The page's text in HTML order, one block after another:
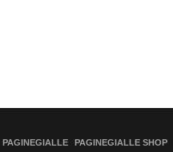
PAGINEGIALLE PAGINEGIALLE SHOP